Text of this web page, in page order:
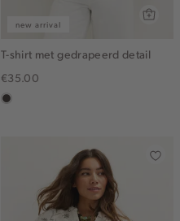
new arrival
T-shirt met gedrapeerd detail
€35.00
choco